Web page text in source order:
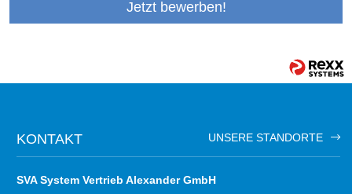
Jetzt bewerben!
KONTAKT UNSERE STANDORTE
SVA System Vertrieb Alexander GmbH